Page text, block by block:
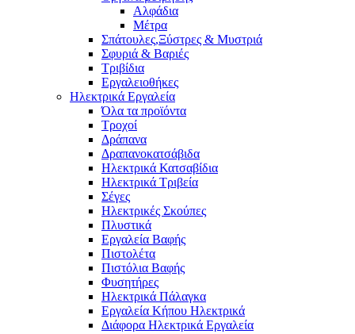
Αλφάδια
Μέτρα
Σπάτουλες,Ξύστρες & Μυστριά
Σφυριά & Βαριές
Τριβίδια
Εργαλειοθήκες
Ηλεκτρικά Εργαλεία
Όλα τα προϊόντα
Τροχοί
Δράπανα
Δραπανοκατσάβιδα
Ηλεκτρικά Κατσαβίδια
Ηλεκτρικά Τριβεία
Σέγες
Ηλεκτρικές Σκούπες
Πλυστικά
Εργαλεία Βαφής
Πιστολέτα
Πιστόλια Βαφής
Φυσητήρες
Ηλεκτρικά Πάλαγκα
Εργαλεία Κήπου Ηλεκτρικά
Διάφορα Ηλεκτρικά Εργαλεία